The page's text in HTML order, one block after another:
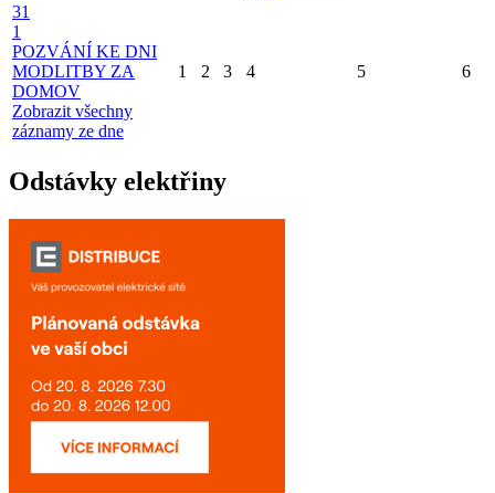
31
1
POZVÁNÍ KE DNI
MODLITBY ZA
DOMOV
Zobrazit všechny
záznamy ze dne
1 2 3 4 5 6
Odstávky elektřiny